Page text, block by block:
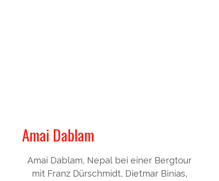
Amai Dablam
Amai Dablam, Nepal bei einer Bergtour
mit Franz Dürschmidt, Dietmar Binias,